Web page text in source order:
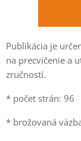
Publikácia je
na precvičenie a
zručností.
* počet strán: 96
* brožovaná